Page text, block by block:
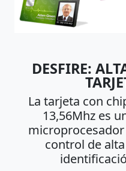
DESFIRE:
La tarjeta con
13,56Mhz es
control de